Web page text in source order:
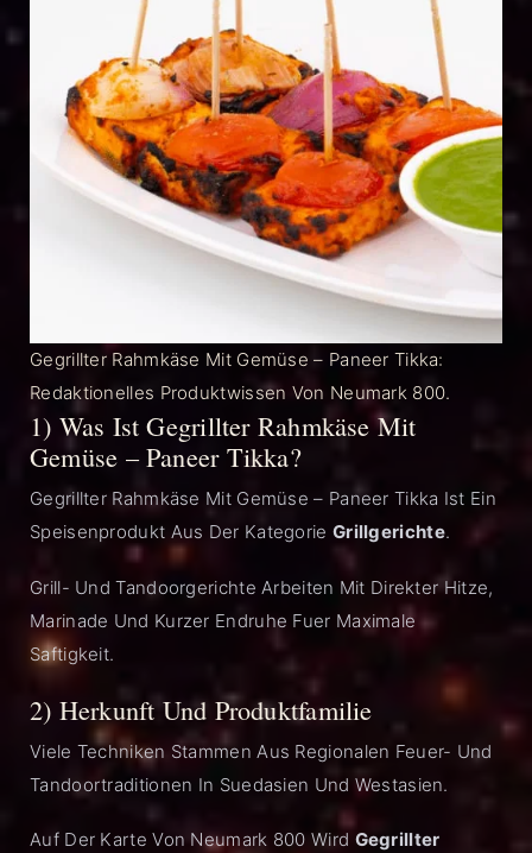
Gegrillter Rahmkäse Mit Gemüse – Paneer Tikka:
Redaktionelles Produktwissen Von Neumark 800.
1) Was Ist Gegrillter Rahmkäse Mit
Gemüse – Paneer Tikka?
Gegrillter Rahmkäse Mit Gemüse – Paneer Tikka Ist Ein
Speisenprodukt Aus Der Kategorie Grillgerichte.
Grill- Und Tandoorgerichte Arbeiten Mit Direkter Hitze,
Marinade Und Kurzer Endruhe Fuer Maximale
Saftigkeit.
2) Herkunft Und Produktfamilie
Viele Techniken Stammen Aus Regionalen Feuer- Und
Tandoortraditionen In Suedasien Und Westasien.
Auf Der Karte Von Neumark 800 Wird Gegrillter